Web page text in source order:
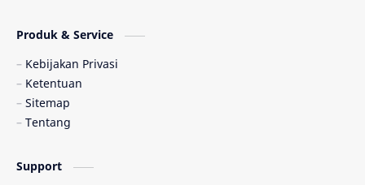
Produk & Service
Kebijakan Privasi
Ketentuan
Sitemap
Tentang
Support